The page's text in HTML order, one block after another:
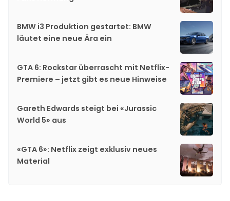
BMW i3 Produktion gestartet: BMW
läutet eine neue Ära ein
GTA 6: Rockstar überrascht mit Netflix-
Premiere – jetzt gibt es neue Hinweise
Gareth Edwards steigt bei «Jurassic
World 5» aus
«GTA 6»: Netflix zeigt exklusiv neues
Material